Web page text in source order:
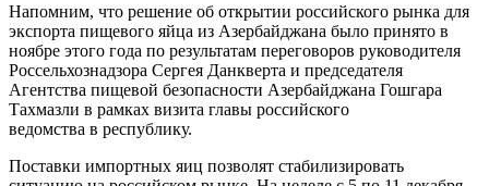
Напомним, что решение об открытии российского рынка для
экспорта пищевого яйца из Азербайджана было принято в
ноябре этого года по результатам переговоров руководителя
Россельхознадзора Сергея Данкверта и председателя
Агентства пищевой безопасности Азербайджана Гошгара
Тахмазли в рамках визита главы российского
ведомства в республику.
Поставки импортных яиц позволят стабилизировать